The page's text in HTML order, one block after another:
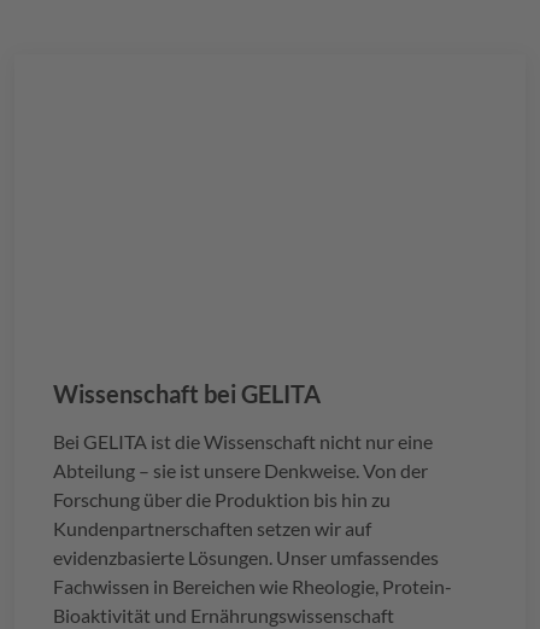
Wissenschaft bei GELITA
Bei GELITA ist die Wissenschaft nicht nur eine
Abteilung – sie ist unsere Denkweise. Von der
Forschung über die Produktion bis hin zu
Kundenpartnerschaften setzen wir auf
evidenzbasierte Lösungen. Unser umfassendes
Fachwissen in Bereichen wie Rheologie, Protein-
Bioaktivität und Ernährungswissenschaft